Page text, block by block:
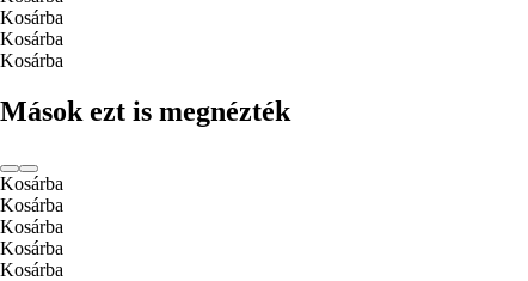
Kosárba
Kosárba
Kosárba
Mások ezt is megnézték
Kosárba
Kosárba
Kosárba
Kosárba
Kosárba